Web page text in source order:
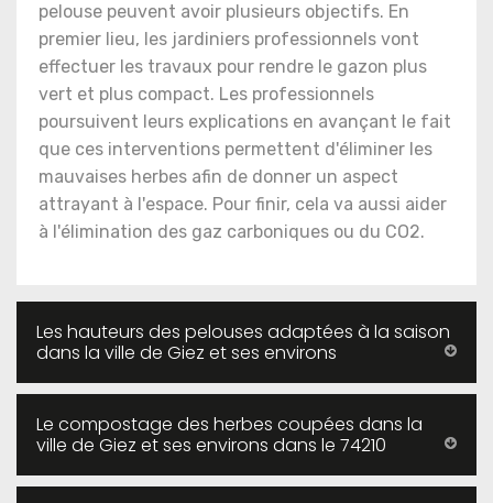
pelouse peuvent avoir plusieurs objectifs. En
premier lieu, les jardiniers professionnels vont
effectuer les travaux pour rendre le gazon plus
vert et plus compact. Les professionnels
poursuivent leurs explications en avançant le fait
que ces interventions permettent d'éliminer les
mauvaises herbes afin de donner un aspect
attrayant à l'espace. Pour finir, cela va aussi aider
à l'élimination des gaz carboniques ou du CO2.
Les hauteurs des pelouses adaptées à la saison
dans la ville de Giez et ses environs
Le compostage des herbes coupées dans la
ville de Giez et ses environs dans le 74210